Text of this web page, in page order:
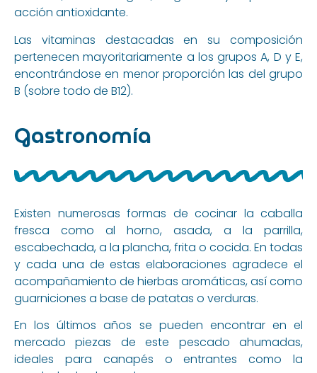
acción antioxidante.
Las vitaminas destacadas en su composición
pertenecen mayoritariamente a los grupos A, D y E,
encontrándose en menor proporción las del grupo
B (sobre todo de B12).
Gastronomía
Existen numerosas formas de cocinar la caballa
fresca como al horno, asada, a la parrilla,
escabechada, a la plancha, frita o cocida. En todas
y cada una de estas elaboraciones agradece el
acompañamiento de hierbas aromáticas, así como
guarniciones a base de patatas o verduras.
En los últimos años se pueden encontrar en el
mercado piezas de este pescado ahumadas,
ideales para canapés o entrantes como la